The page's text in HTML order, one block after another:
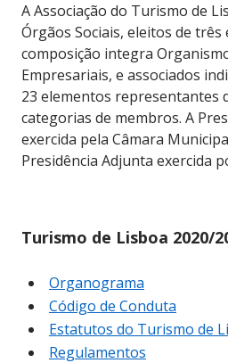
A Associação do Turismo de
Órgãos Sociais, eleitos de três
composição integra
Empresariais, e associados
23 elementos representantes
categorias de membros. A
exercida pela Câmara
Presidência Adjunta exercida
Turismo de Lisboa 2020/
Organograma
Código de Conduta
Estatutos do Turismo de
Regulamentos